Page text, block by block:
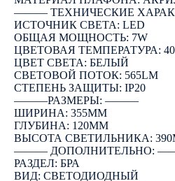
――― ТЕХНИЧЕСКИЕ
ИСТОЧНИК СВЕТА: LED
ОБЩАЯ МОЩНОСТЬ: 7W
ЦВЕТОВАЯ ТЕМПЕРАТУРА:
ЦВЕТ СВЕТА: БЕЛЫЙ
СВЕТОВОЙ ПОТОК: 565LM
СТЕПЕНЬ ЗАЩИТЫ: IP20
―――РАЗМЕРЫ: ―――
ШИРИНА: 355ММ
ГЛУБИНА: 120ММ
ВЫСОТА СВЕТИЛЬНИКА:
――― ДОПОЛНИТЕЛЬНО:
РАЗДЕЛ: БРА
ВИД: СВЕТОДИОДНЫЙ